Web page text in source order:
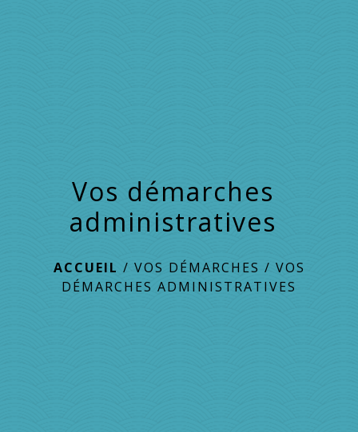
Vos démarches
administratives
ACCUEIL / VOS DÉMARCHES / VOS
DÉMARCHES ADMINISTRATIVES